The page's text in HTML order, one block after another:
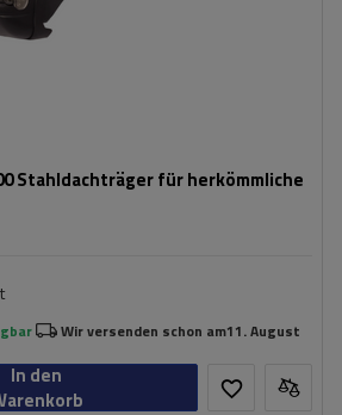
Stahldachträger für herkömmliche
Wir versenden schon am11. August
In den